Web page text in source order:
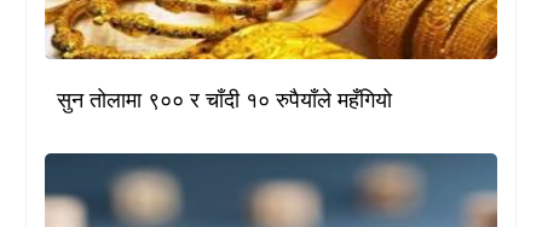
सुन तोलामा ९०० र चाँदी १० रुपैयाँले महँगियो